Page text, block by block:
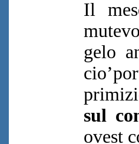
Il
gelo
sul
ovest